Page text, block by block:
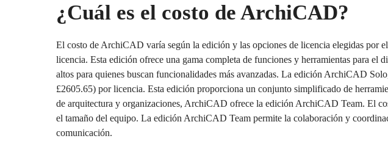
¿Cuál es el costo de ArchiCAD?
El costo de ArchiCAD varía según la edición y las opciones de licencia elegidas
licencia. Esta edición ofrece una gama completa de funciones y herramientas para
altos para quienes buscan funcionalidades más avanzadas. La edición ArchiCAD
£2605.65) por licencia. Esta edición proporciona un conjunto simplificado de
de arquitectura y organizaciones, ArchiCAD ofrece la edición ArchiCAD Team. El
el tamaño del equipo. La edición ArchiCAD Team permite la colaboración y
comunicación.